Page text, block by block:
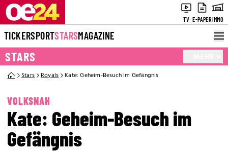
TV E-PAPERIMMO
TICKERSPORTSTARSMAGAZINE
STARS
Stars Royals Kate: Geheim-Besuch im Gefängnis
VOLKSNAH
Kate: Geheim-Besuch im
Gefängnis